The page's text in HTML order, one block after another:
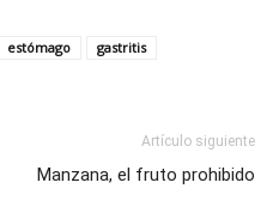
estómago
gastritis
Artículo siguiente
Manzana, el fruto prohibido